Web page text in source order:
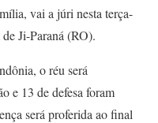
vai a júri nesta terça-
Ji-Paraná (RO).
o réu será
e 13 de defesa foram
será proferida ao final